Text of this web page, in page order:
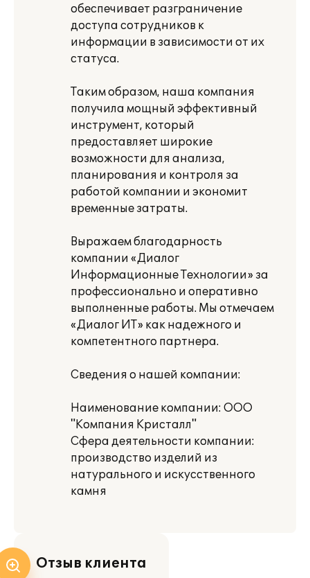
обеспечивает разграничение
доступа сотрудников к
информации в зависимости от их
статуса.
Таким образом, наша компания
получила мощный эффективный
инструмент, который
предоставляет широкие
возможности для анализа,
планирования и контроля за
работой компании и экономит
временные затраты.
Выражаем благодарность
компании «Диалог
Информационные Технологии» за
профессионально и оперативно
выполненные работы. Мы отмечаем
«Диалог ИТ» как надежного и
компетентного партнера.
Сведения о нашей компании:
Наименование компании: ООО
"Компания Кристалл"
Сфера деятельности компании:
производство изделий из
натурального и искусственного
камня
Отзыв клиента